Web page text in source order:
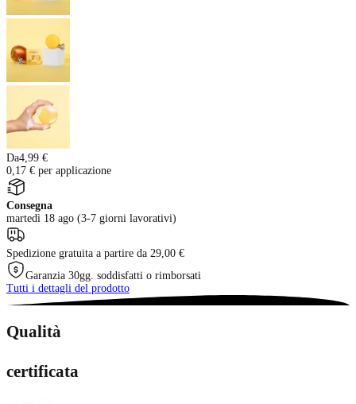
Da4,99 €
0,17 € per applicazione
Consegna
martedì 18 ago (3-7 giorni lavorativi)
Spedizione gratuita a partire da 29,00 €
Garanzia 30gg. soddisfatti o rimborsati
Tutti i dettagli del prodotto
Qualità
certificata